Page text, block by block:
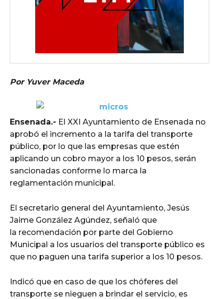
Por Yuver Maceda
Ensenada.- El XXI Ayuntamiento de Ensenada no
aprobó el incremento a la tarifa del transporte
público, por lo que las empresas que estén
aplicando un cobro mayor a los 10 pesos, serán
sancionadas conforme lo marca la
reglamentación municipal.
El secretario general del Ayuntamiento, Jesús
Jaime González Agúndez, señaló que
la recomendación por parte del Gobierno
Municipal a los usuarios del transporte público es
que no paguen una tarifa superior a los 10 pesos.
Indicó que en caso de que los chóferes del
transporte se nieguen a brindar el servicio, es